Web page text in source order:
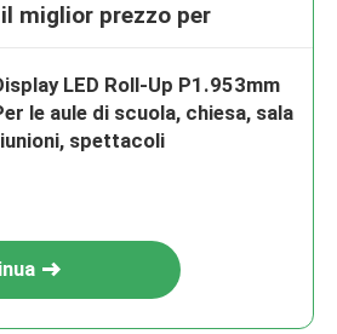
miglior prezzo per
LED Roll-Up P1.953mm
le aule di scuola, chiesa, sala
spettacoli